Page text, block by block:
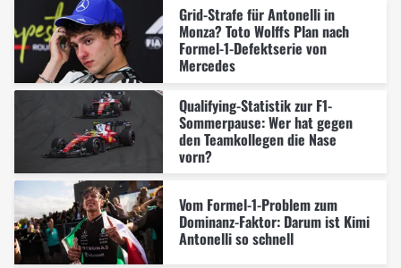
Grid-Strafe für Antonelli in
Monza? Toto Wolffs Plan nach
Formel-1-Defektserie von
Mercedes
Qualifying-Statistik zur F1-
Sommerpause: Wer hat gegen
den Teamkollegen die Nase
vorn?
Vom Formel-1-Problem zum
Dominanz-Faktor: Darum ist Kimi
Antonelli so schnell